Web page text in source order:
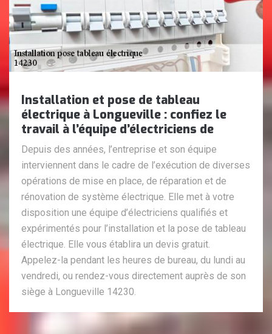
Installation et pose de tableau
électrique à Longueville : confiez le
travail à l’équipe d’électriciens de
Depuis des années, l’entreprise et son équipe
interviennent dans le cadre de l’exécution de diverses
opérations de mise en place, de réparation et de
rénovation de système électrique. Elle met à votre
disposition une équipe d’électriciens qualifiés et
expérimentés pour l’installation et la pose de tableau
électrique. Elle vous établira un devis gratuit.
Appelez-la pendant les heures de bureau, du lundi au
vendredi, ou rendez-vous directement auprès de son
siège à Longueville 14230.